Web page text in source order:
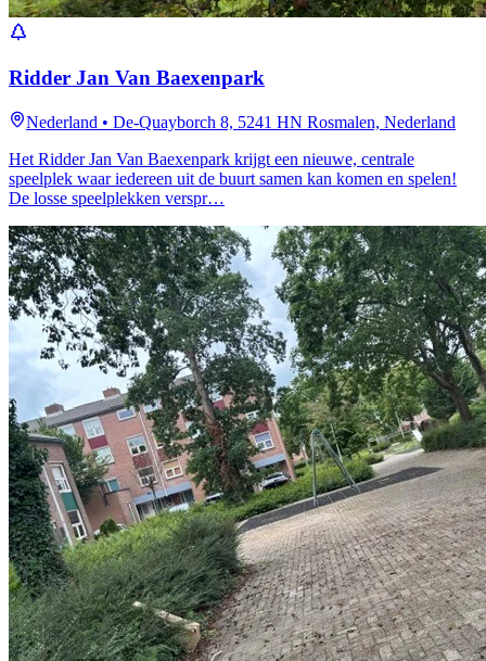
Ridder Jan Van Baexenpark
Nederland • De-Quayborch 8, 5241 HN Rosmalen, Nederland
Het Ridder Jan Van Baexenpark krijgt een nieuwe, centrale
speelplek waar iedereen uit de buurt samen kan komen en spelen!
De losse speelplekken verspr…